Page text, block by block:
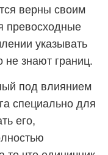
верны своим
превосходные
указывать
не знают границ.
под влиянием
специально для
его,